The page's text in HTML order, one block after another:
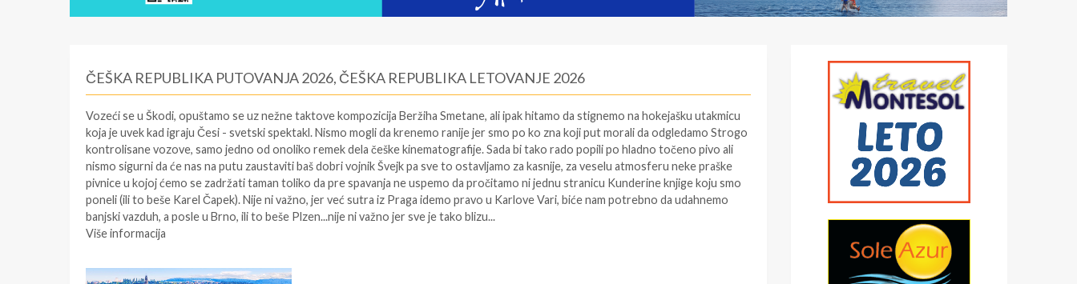
ČEŠKA REPUBLIKA PUTOVANJA 2026, ČEŠKA REPUBLIKA LETOVANJE 2026
Vozeći se u Škodi, opuštamo se uz nežne taktove kompozicija Beržiha Smetane, ali ipak hitamo da stignemo na hokejašku utakmicu
koja je uvek kad igraju Česi - svetski spektakl. Nismo mogli da krenemo ranije jer smo po ko zna koji put morali da odgledamo Strogo
kontrolisane vozove, samo jedno od onoliko remek dela češke kinematografije. Sada bi tako rado popili po hladno točeno pivo ali
nismo sigurni da će nas na putu zaustaviti baš dobri vojnik Švejk pa sve to ostavljamo za kasnije, za veselu atmosferu neke praške
pivnice u kojoj ćemo se zadržati taman toliko da pre spavanja ne uspemo da pročitamo ni jednu stranicu Kunderine knjige koju smo
poneli (ili to beše Karel Čapek). Nije ni važno, jer već sutra iz Praga idemo pravo u Karlove Vari, biće nam potrebno da udahnemo
banjski vazduh, a posle u Brno, ili to beše Plzen...nije ni važno jer sve je tako blizu...
Više informacija